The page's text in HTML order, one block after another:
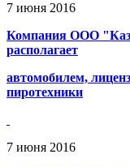
7 июня 2016
Компания ООО
располагает
автомобилем,
пиротехники
7 июня 2016